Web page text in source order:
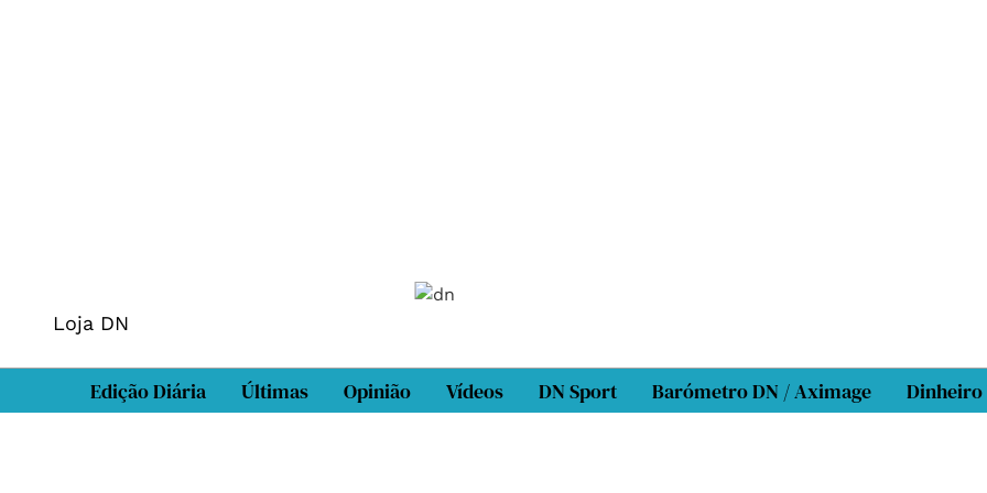
Loja DN
Edição Diária Últimas Opinião Vídeos DN Sport Barómetro DN / Aximage Dinheiro